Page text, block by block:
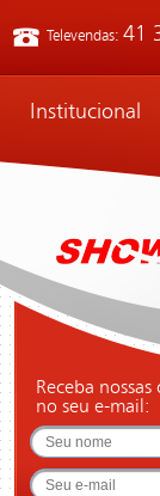
Televendas: 41
Institucional
Receba nossas
no seu e-mail: